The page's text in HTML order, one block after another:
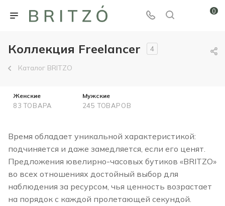
0
Коллекция Freelancer 4
Каталог BRITZO
Женские
83 ТОВАРА
Мужские
245 ТОВАРОВ
Время обладает уникальной характеристикой:
подчиняется и даже замедляется, если его ценят.
Предложения ювелирно-часовых бутиков «BRITZO»
во всех отношениях достойный выбор для
наблюдения за ресурсом, чья ценность возрастает
на порядок с каждой пролетающей секундой.